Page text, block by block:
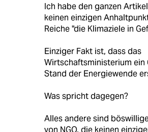
Ich habe den ganzen
keinen einzigen
Reiche "die Klimaziele in
Einziger Fakt ist, dass das
Wirtschaftsministerium ein
Stand der Energiewende
Was spricht dagegen?
Alles andere sind
von NGO, die keinen